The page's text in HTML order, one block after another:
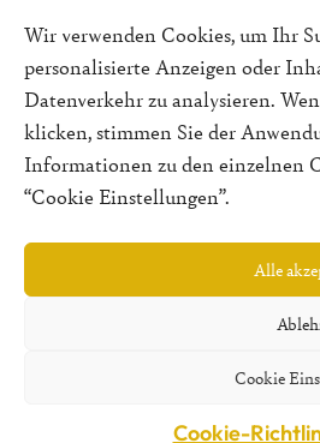
Wir verwenden Cookies, um Ihr
personalisierte Anzeigen oder
Datenverkehr zu analysieren.
klicken, stimmen Sie der
Informationen zu den einzelnen
“Cookie Einstellungen”.
Alle
Cookie
Cookie-
©2025 | REPUBLIK21 e.V. |
Politik